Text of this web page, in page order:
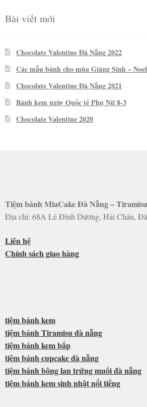
Bài viết mới
Chocolate Valentine Đà Nẵng 2022
Các mẫu bánh cho mùa Giáng Sinh – Noel
Chocolate Valentine Đà Nẵng 2021
Bánh kem ngày Quốc tế Phụ Nữ 8-3
Chocolate Valentine 2020
Tiệm bánh MiaCake Đà Nẵng –
Địa chỉ: 68A Lê Đình Dương, Hải Châu,
Liên hệ
Chính sách giao hàng
tiệm bánh kem
tiệm bánh Tiramisu đà nẵng
tiệm bánh kem bắp
tiệm bánh cupcake đà nẵng
tiệm bánh bông lan trứng muối đà nẵng
tiệm bánh kem sinh nhật nổi tiếng